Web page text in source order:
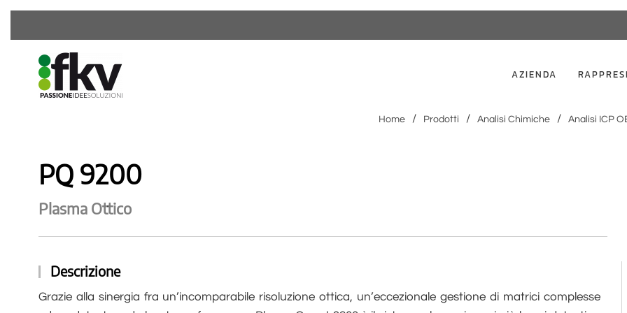
AZIENDA
Home Prodotti Analisi Chimiche Analisi ICP
PQ 9200
Plasma Ottico
Descrizione
Grazie alla sinergia fra un’incomparabile risoluzione ottica, un’eccezionale gestione di matrici complesse